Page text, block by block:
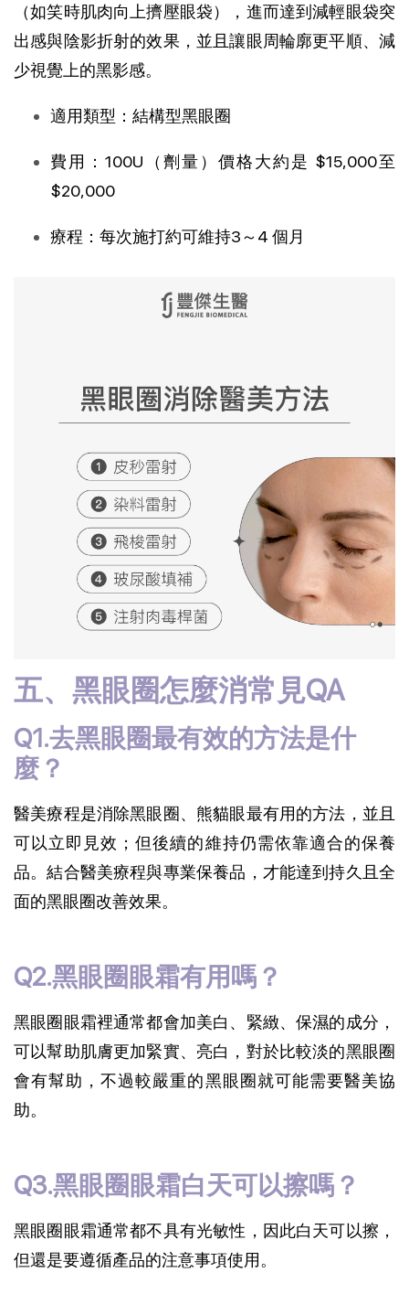
（如笑時肌肉向上擠壓眼袋），進而達到減輕眼袋突
出感與陰影折射的效果，並且讓眼周輪廓更平順、減
少視覺上的黑影感。
適用類型：結構型黑眼圈
費用：100U（劑量）價格大約是 $15,000至
$20,000
療程：每次施打約可維持3～4 個月
五、黑眼圈怎麼消常見QA
Q1.去黑眼圈最有效的方法是什
麼？
醫美療程是消除黑眼圈、熊貓眼最有用的方法，並且
可以立即見效；但後續的維持仍需依靠適合的保養
品。結合醫美療程與專業保養品，才能達到持久且全
面的黑眼圈改善效果。
Q2.黑眼圈眼霜有用嗎？
黑眼圈眼霜裡通常都會加美白、緊緻、保濕的成分，
可以幫助肌膚更加緊實、亮白，對於比較淡的黑眼圈
會有幫助，不過較嚴重的黑眼圈就可能需要醫美協
助。
Q3.黑眼圈眼霜白天可以擦嗎？
黑眼圈眼霜通常都不具有光敏性，因此白天可以擦，
但還是要遵循產品的注意事項使用。